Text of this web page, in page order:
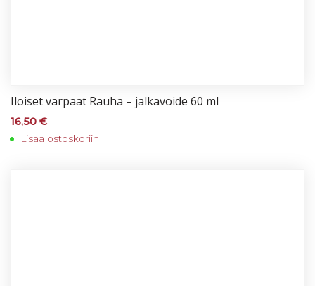
Iloi­set var­paat Rau­ha – jal­ka­voi­de 60 ml
16,50 €
Lisää ostoskoriin